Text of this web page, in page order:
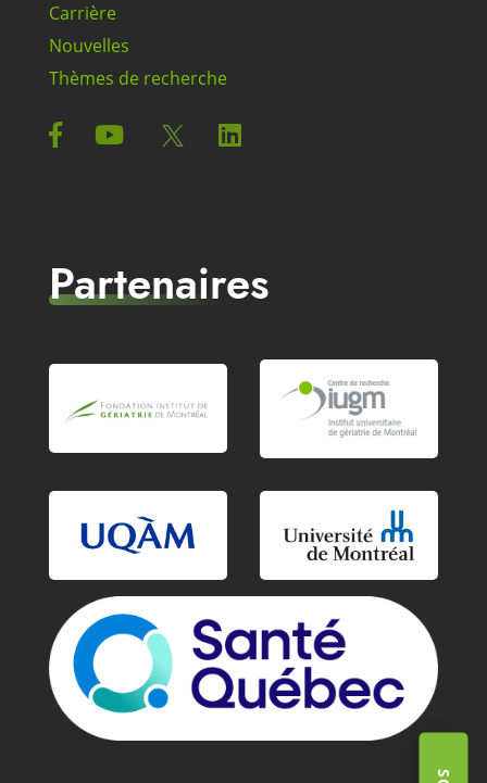
Carrière
Nouvelles
Thèmes de recherche
Partenaires